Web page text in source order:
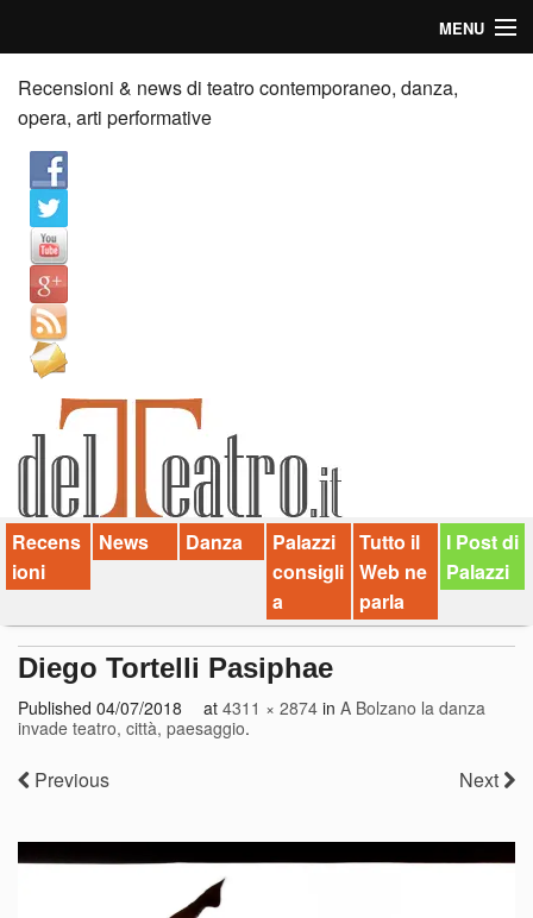
MENU
Home
Recensioni
Anticipazioni
News
Palazzi consiglia
Video
Chi siamo
Contatti
dT in English
Recensioni & news di teatro contemporaneo, danza,
opera, arti performative
Recens
ioni
News Danza
Palazzi
consigli
a
Tutto il
Web ne
parla
I Post di
Palazzi
Diego Tortelli Pasiphae
Published 04/07/2018 at 4311 × 2874 in A Bolzano la danza
invade teatro, città, paesaggio.
Previous Next